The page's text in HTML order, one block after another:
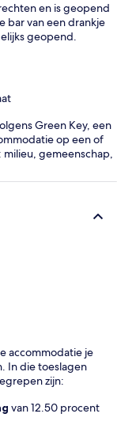
en is geopend
bar van een drankje
geopend.
Green Key, een
op een of
gemeenschap,
accommodatie je
In die toeslagen
zijn:
van 12.50 procent